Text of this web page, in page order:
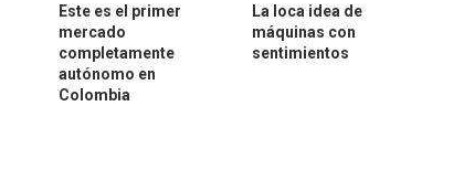
Este es el primer
mercado
completamente
autónomo en
Colombia
La loca idea de
máquinas con
sentimientos